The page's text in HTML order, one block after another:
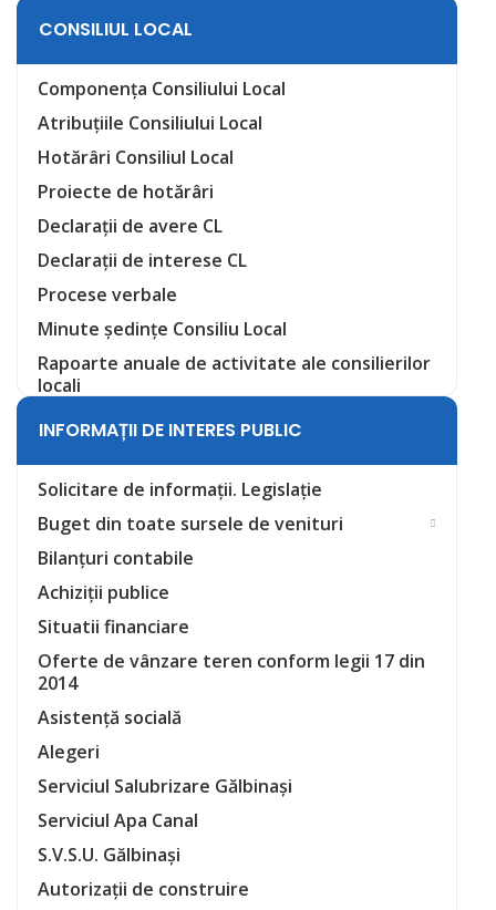
CONSILIUL LOCAL
Componența Consiliului Local
Atribuțiile Consiliului Local
Hotărâri Consiliul Local
Proiecte de hotărâri
Declarații de avere CL
Declarații de interese CL
Procese verbale
Minute ședințe Consiliu Local
Rapoarte anuale de activitate ale consilierilor
locali
INFORMAȚII DE INTERES PUBLIC
Solicitare de informații. Legislație
Buget din toate sursele de venituri
Bilanțuri contabile
Achiziții publice
Situatii financiare
Oferte de vânzare teren conform legii 17 din
2014
Asistență socială
Alegeri
Serviciul Salubrizare Gălbinași
Serviciul Apa Canal
S.V.S.U. Gălbinași
Autorizații de construire